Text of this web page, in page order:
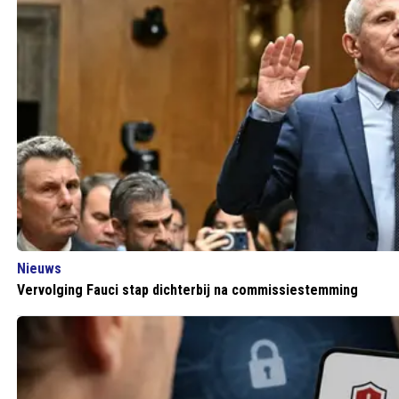
Nieuws
Vervolging Fauci stap dichterbij na commissiestemming